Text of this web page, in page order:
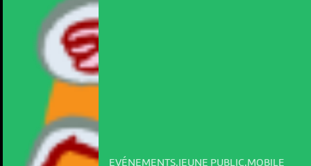
EVÉNEMENTS,JEUNE PUBLIC,MOBILE